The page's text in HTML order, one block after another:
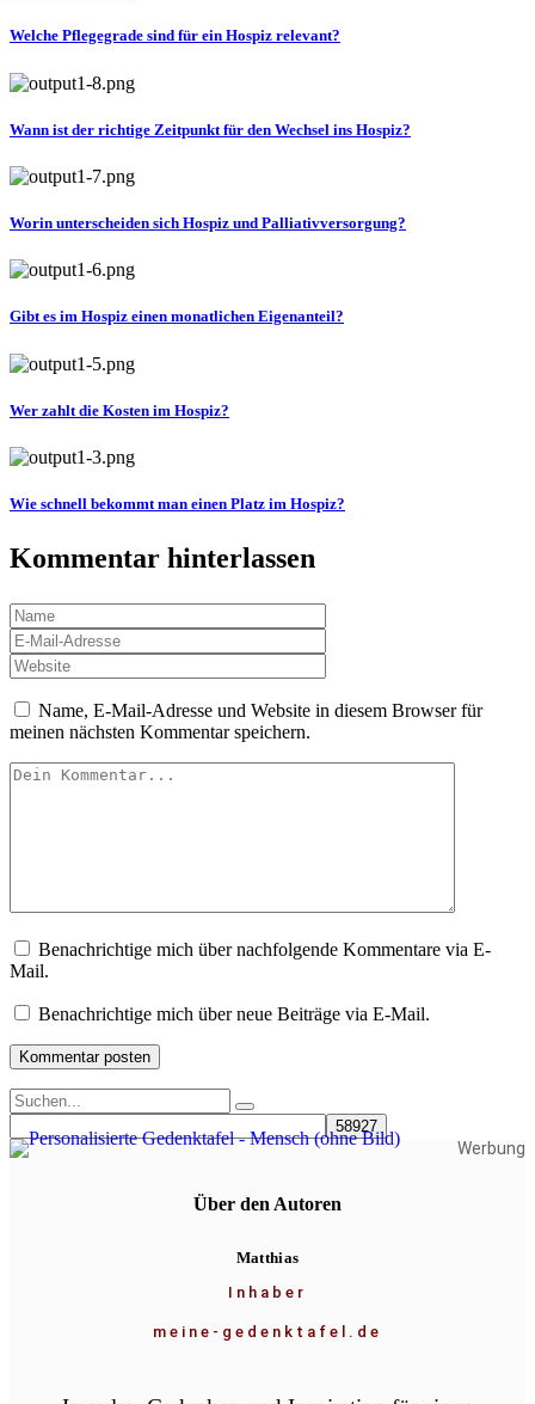
Welche Pflegegrade sind für ein Hospiz relevant?
Wann ist der richtige Zeitpunkt für den Wechsel ins Hospiz?
Worin unterscheiden sich Hospiz und Palliativversorgung?
Gibt es im Hospiz einen monatlichen Eigenanteil?
Wer zahlt die Kosten im Hospiz?
Wie schnell bekommt man einen Platz im Hospiz?
Kommentar hinterlassen
Name, E-Mail-Adresse und Website in diesem Browser für
meinen nächsten Kommentar speichern.
Benachrichtige mich über nachfolgende Kommentare via E-
Mail.
Benachrichtige mich über neue Beiträge via E-Mail.
Werbung
Über den Autoren
Matthias
Inhaber
meine-gedenktafel.de